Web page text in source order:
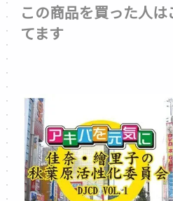
この商品を買った人
てます